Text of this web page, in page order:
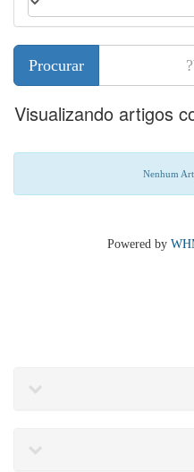
Visualizando artigos
Nenhum
Powered by